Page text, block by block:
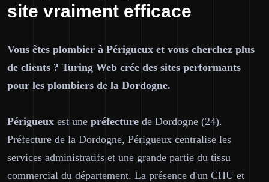
site vraiment efficace
Vous êtes plombier à Périgueux et vous cherchez plus
de clients ? Turing Web crée des sites performants
pour les plombiers de la Dordogne.
Périgueux est une préfecture de Dordogne (24).
Préfecture de la Dordogne, Périgueux centralise les
services administratifs et une grande partie du tissu
commercial du département. La présence d'un CHU et